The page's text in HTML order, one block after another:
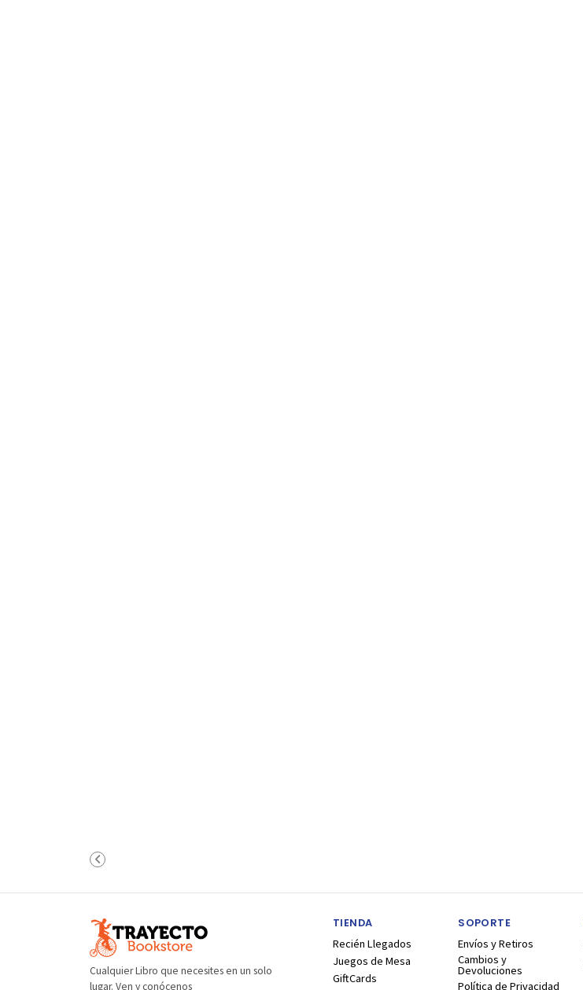
Cualquier Libro que necesites en un solo
lugar. Ven y conócenos
TIENDA
Recién Llegados
Juegos de Mesa
GiftCards
SOPORTE
Envíos y Retiros
Cambios y
Devoluciones
Política de Privacidad